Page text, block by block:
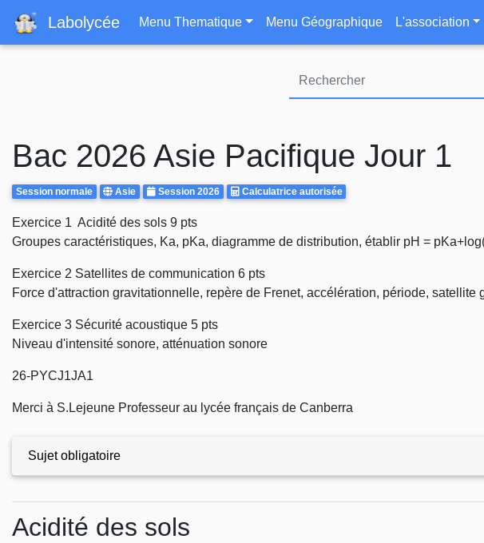
Labolycée Navigation principale
Menu Thematique Menu Géographique L'association
Bac 2026 Asie Pacifique Jour 1
Rattrapages
Session normale
Centre
Asie Annee
Session 2026
Calculatrice
Calculatrice autorisée
Body
Exercice 1 Acidité des sols 9 pts
Groupes caractéristiques, Ka, pKa, diagramme de distribution, établir pH =
Exercice 2 Satellites de communication 6 pts
Force d'attraction gravitationnelle, repère de Frenet, accélération, période, satellite
Exercice 3 Sécurité acoustique 5 pts
Niveau d'intensité sonore, atténuation sonore
26-PYCJ1JA1
Merci à S.Lejeune Professeur au lycée français de Canberra
Sujet obligatoire
Acidité des sols